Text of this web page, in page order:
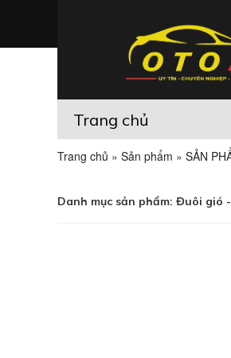
Trang chủ
Trang chủ » Sản phẩm » SẢN
Danh mục sản phẩm: Đuôi gió